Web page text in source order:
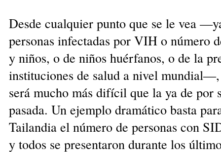
Desde cualquier punto que se le vea
personas infectadas por VIH o número
y niños, o de niños huérfanos, o de la
instituciones de salud a nivel
será mucho más difícil que la ya de
pasada. Un ejemplo dramático basta
Tailandia el número de personas con
y todos se presentaron durante los